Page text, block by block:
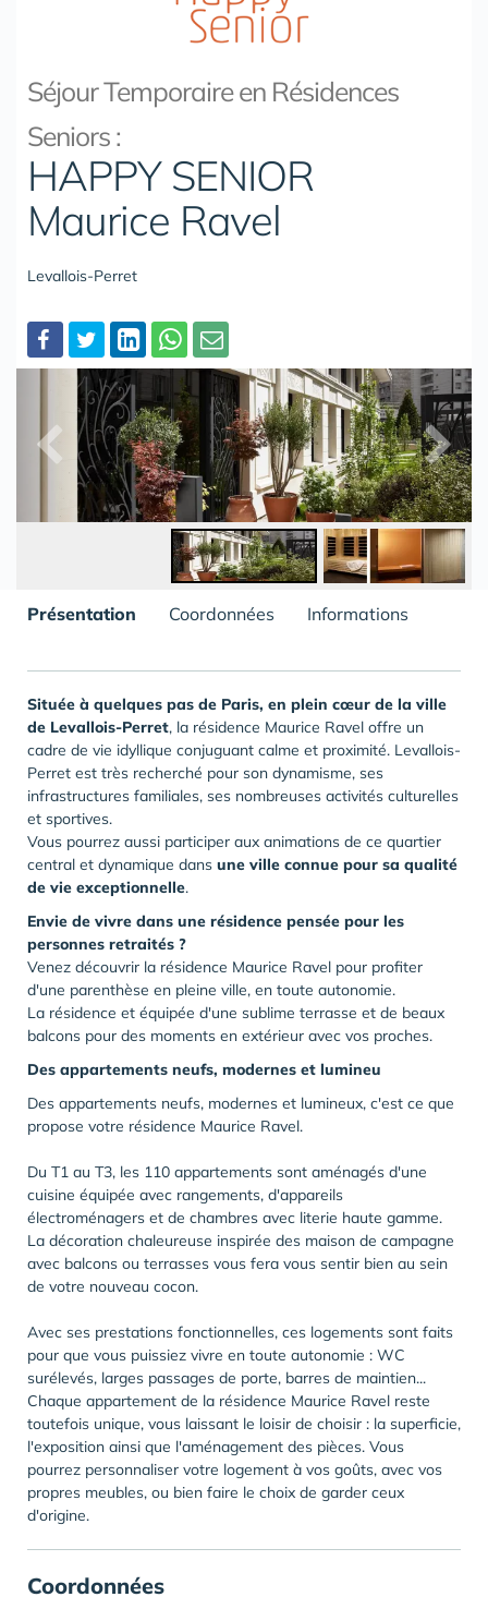
Séjour Temporaire en Résidences
Seniors :
HAPPY SENIOR
Maurice Ravel
Levallois-Perret
Partager
Présentation Coordonnées Informations
Située à quelques pas de Paris, en plein cœur de la ville
de Levallois-Perret, la résidence Maurice Ravel offre un
cadre de vie idyllique conjuguant calme et proximité. Levallois-
Perret est très recherché pour son dynamisme, ses
infrastructures familiales, ses nombreuses activités culturelles
et sportives.
Vous pourrez aussi participer aux animations de ce quartier
central et dynamique dans une ville connue pour sa qualité
de vie exceptionnelle.
Envie de vivre dans une résidence pensée pour les
personnes retraités ?
Venez découvrir la résidence Maurice Ravel pour profiter
d'une parenthèse en pleine ville, en toute autonomie.
La résidence et équipée d'une sublime terrasse et de beaux
balcons pour des moments en extérieur avec vos proches.
Des appartements neufs, modernes et lumineu
Des appartements neufs, modernes et lumineux, c'est ce que
propose votre résidence Maurice Ravel.
Du T1 au T3, les 110 appartements sont aménagés d'une
cuisine équipée avec rangements, d'appareils
électroménagers et de chambres avec literie haute gamme.
La décoration chaleureuse inspirée des maison de campagne
avec balcons ou terrasses vous fera vous sentir bien au sein
de votre nouveau cocon.
Avec ses prestations fonctionnelles, ces logements sont faits
pour que vous puissiez vivre en toute autonomie : WC
surélevés, larges passages de porte, barres de maintien...
Chaque appartement de la résidence Maurice Ravel reste
toutefois unique, vous laissant le loisir de choisir : la superficie,
l'exposition ainsi que l'aménagement des pièces. Vous
pourrez personnaliser votre logement à vos goûts, avec vos
propres meubles, ou bien faire le choix de garder ceux
d'origine.
Coordonnées